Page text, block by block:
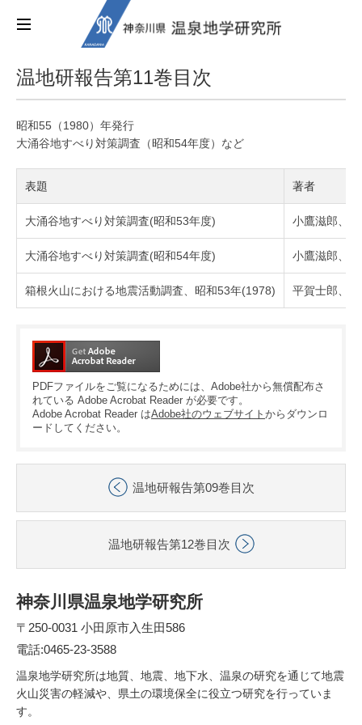
温地研報告第11巻目次
昭和55（1980）年発行
大涌谷地すべり対策調査（昭和54年度）など
表題 著者
大涌谷地すべり対策調査(昭和53年度) 小鷹滋郎、
大涌谷地すべり対策調査(昭和54年度) 小鷹滋郎、
箱根火山における地震活動調査、昭和53年(1978) 平賀士郎、
PDFファイルをご覧になるためには、Adobe社から無償配布さ
れている Adobe Acrobat Reader が必要です。
Adobe Acrobat Reader はAdobe社のウェブサイト からダウンロ
ードしてください。
温地研報告第09巻目次
温地研報告第12巻目次
神奈川県温泉地学研究所
〒250-0031 小田原市入生田586
電話:0465-23-3588
温泉地学研究所は地質、地震、地下水、温泉の研究を通じて地震
火山災害の軽減や、県土の環境保全に役立つ研究を行っていま
す。